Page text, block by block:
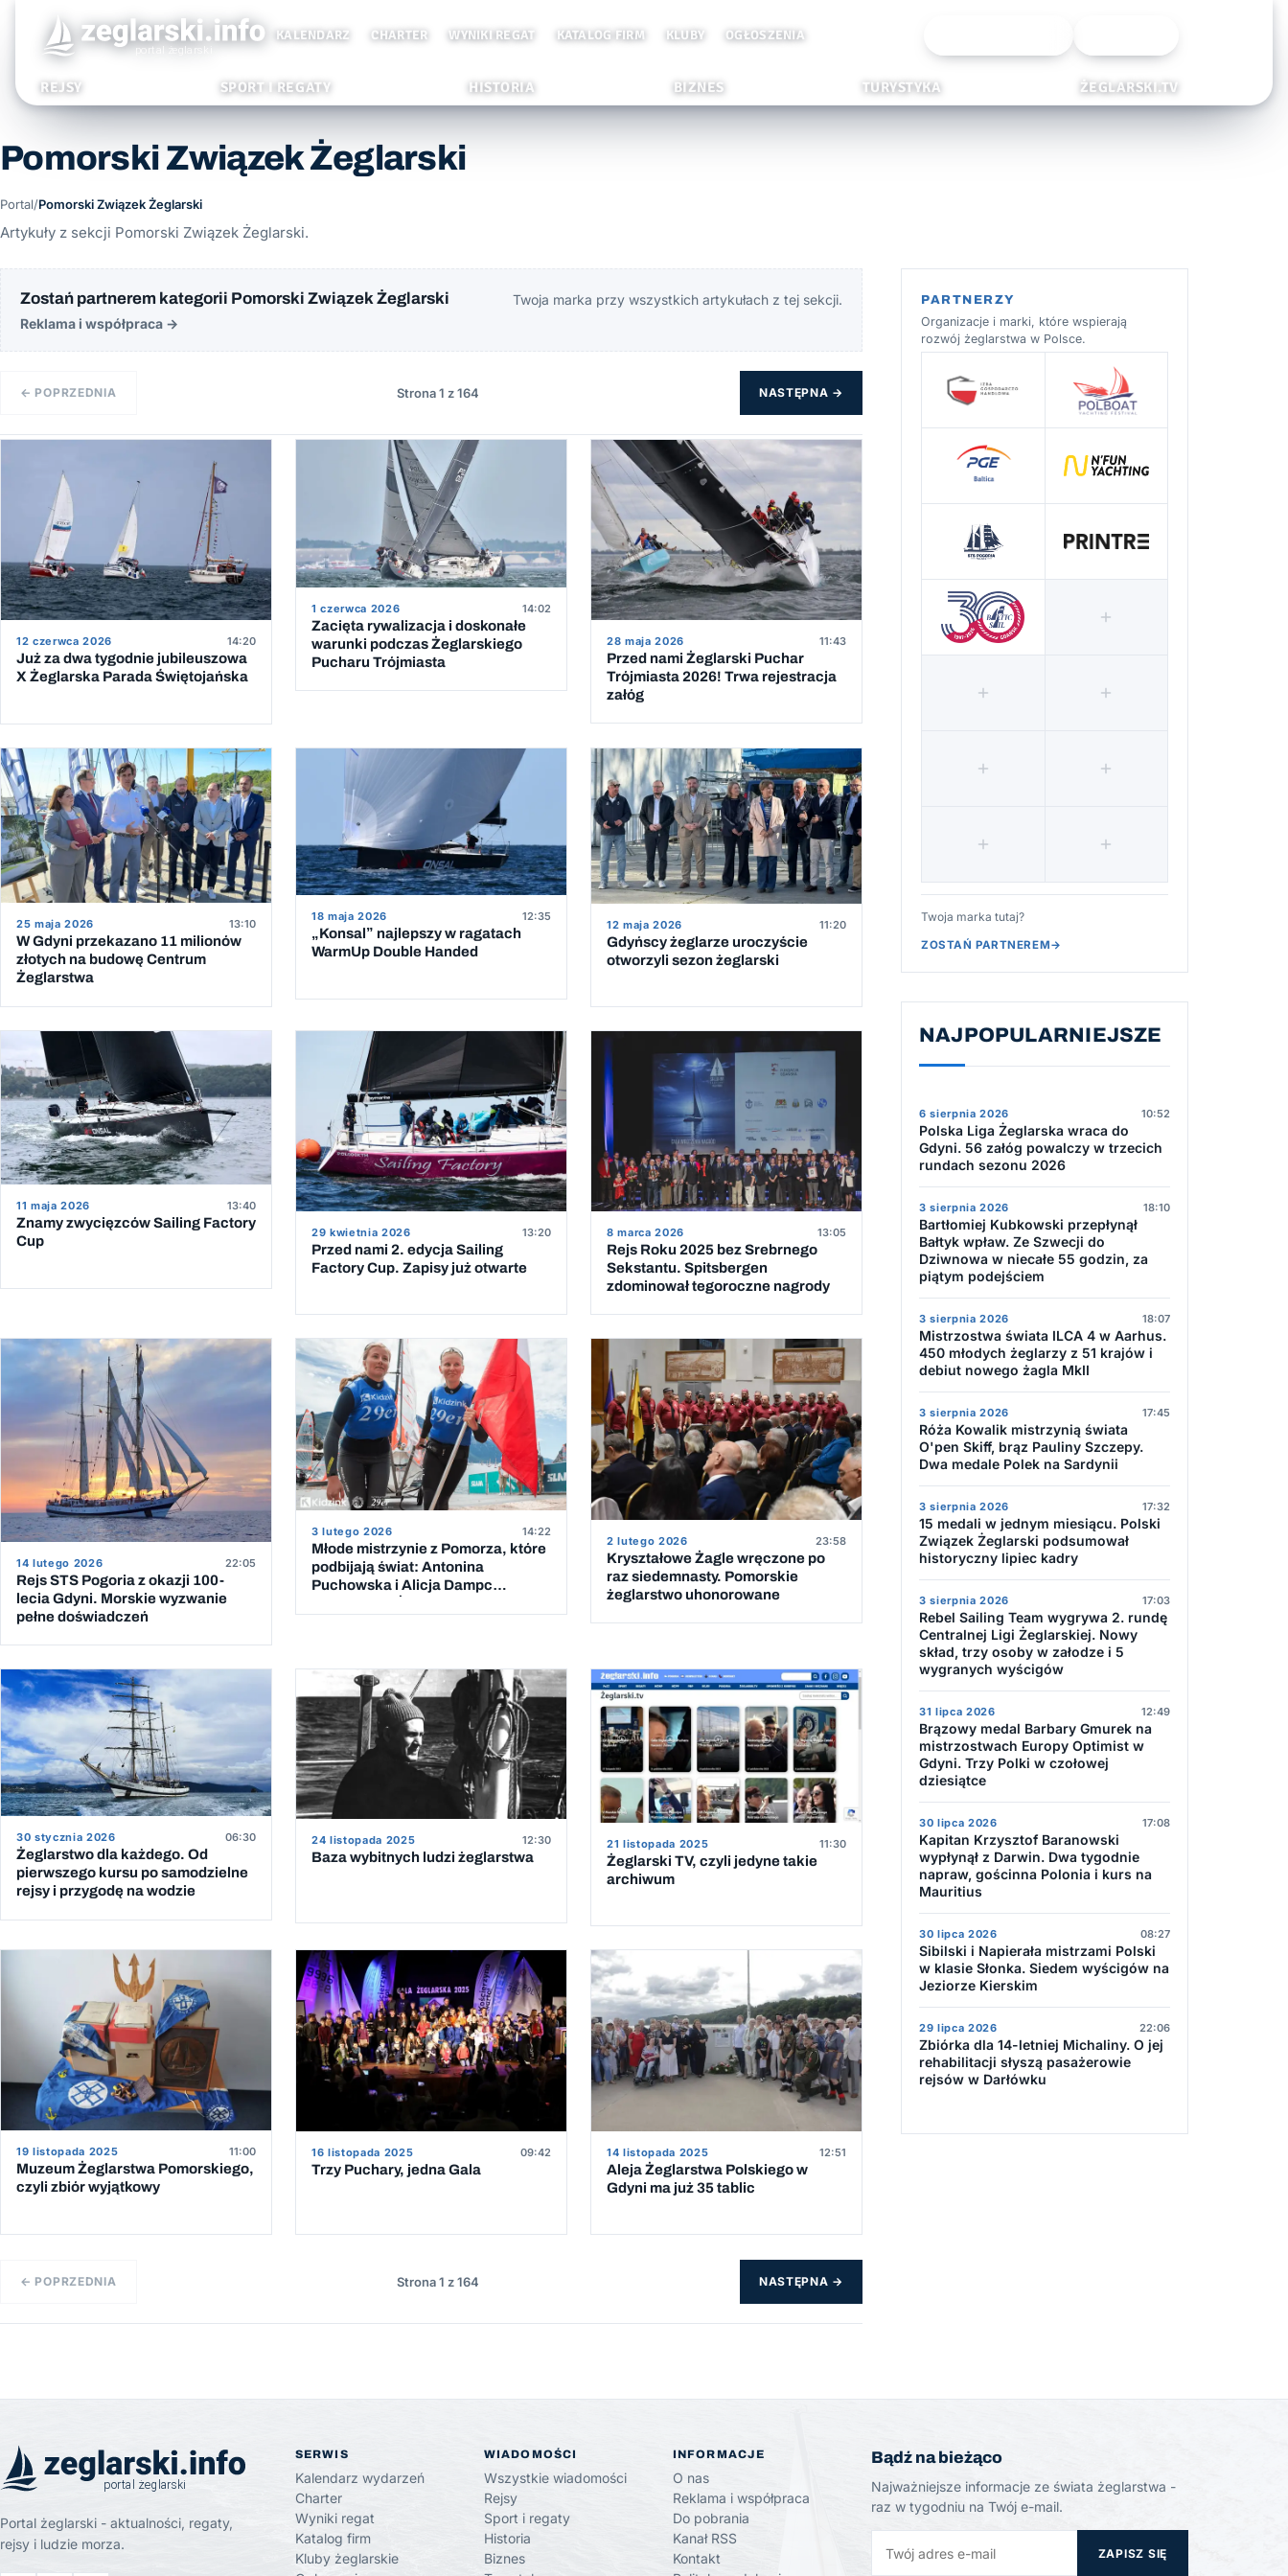
KALENDARZ CHARTER WYNIKI REGAT KATALOG FIRM KLUBY OGŁOSZENIA
REJSY SPORT I REGATY HISTORIA BIZNES TURYSTYKA ŻEGLARSKI.TV
Pomorski Związek Żeglarski
Portal/Pomorski Związek Żeglarski
Artykuły z sekcji Pomorski Związek Żeglarski.
Zostań partnerem kategorii Pomorski Związek Żeglarski
Twoja marka przy wszystkich artykułach z tej sekcji.
Reklama i współpraca →
← POPRZEDNIA Strona 1 z 164 NASTĘPNA →
12 czerwca 2026 14:20
Już za dwa tygodnie jubileuszowa
X Żeglarska Parada Świętojańska
1 czerwca 2026 14:02
Zacięta rywalizacja i doskonałe
warunki podczas Żeglarskiego
Pucharu Trójmiasta
28 maja 2026 11:43
Przed nami Żeglarski Puchar
Trójmiasta 2026! Trwa rejestracja
załóg
25 maja 2026 13:10
W Gdyni przekazano 11 milionów
złotych na budowę Centrum
Żeglarstwa
18 maja 2026 12:35
„Konsal” najlepszy w ragatach
WarmUp Double Handed
12 maja 2026 11:20
Gdyńscy żeglarze uroczyście
otworzyli sezon żeglarski
11 maja 2026 13:40
Znamy zwycięzców Sailing Factory
Cup
29 kwietnia 2026 13:20
Przed nami 2. edycja Sailing
Factory Cup. Zapisy już otwarte
8 marca 2026 13:05
Rejs Roku 2025 bez Srebrnego
Sekstantu. Spitsbergen
zdominował tegoroczne nagrody
14 lutego 2026 22:05
Rejs STS Pogoria z okazji 100-
lecia Gdyni. Morskie wyzwanie
pełne doświadczeń
3 lutego 2026 14:22
Młode mistrzynie z Pomorza, które
podbijają świat: Antonina
Puchowska i Alicja Dampc
2 lutego 2026 23:58
Kryształowe Żagle wręczone po
raz siedemnasty. Pomorskie
żeglarstwo uhonorowane
30 stycznia 2026 06:30
Żeglarstwo dla każdego. Od
pierwszego kursu po samodzielne
rejsy i przygodę na wodzie
24 listopada 2025 12:30
Baza wybitnych ludzi żeglarstwa
21 listopada 2025 11:30
Żeglarski TV, czyli jedyne takie
archiwum
19 listopada 2025 11:00
Muzeum Żeglarstwa Pomorskiego,
czyli zbiór wyjątkowy
16 listopada 2025 09:42
Trzy Puchary, jedna Gala
14 listopada 2025 12:51
Aleja Żeglarstwa Polskiego w
Gdyni ma już 35 tablic
← POPRZEDNIA Strona 1 z 164 NASTĘPNA →
PARTNERZY
Organizacje i marki, które wspierają
rozwój żeglarstwa w Polsce.
Twoja marka tutaj?
ZOSTAŃ PARTNEREM→
NAJPOPULARNIEJSZE
6 sierpnia 2026 10:52
Polska Liga Żeglarska wraca do
Gdyni. 56 załóg powalczy w trzecich
rundach sezonu 2026
3 sierpnia 2026 18:10
Bartłomiej Kubkowski przepłynął
Bałtyk wpław. Ze Szwecji do
Dziwnowa w niecałe 55 godzin, za
piątym podejściem
3 sierpnia 2026 18:07
Mistrzostwa świata ILCA 4 w Aarhus.
450 młodych żeglarzy z 51 krajów i
debiut nowego żagla MkII
3 sierpnia 2026 17:45
Róża Kowalik mistrzynią świata
O'pen Skiff, brąz Pauliny Szczepy.
Dwa medale Polek na Sardynii
3 sierpnia 2026 17:32
15 medali w jednym miesiącu. Polski
Związek Żeglarski podsumował
historyczny lipiec kadry
3 sierpnia 2026 17:03
Rebel Sailing Team wygrywa 2. rundę
Centralnej Ligi Żeglarskiej. Nowy
skład, trzy osoby w załodze i 5
wygranych wyścigów
31 lipca 2026 12:49
Brązowy medal Barbary Gmurek na
mistrzostwach Europy Optimist w
Gdyni. Trzy Polki w czołowej
dziesiątce
30 lipca 2026 17:08
Kapitan Krzysztof Baranowski
wypłynął z Darwin. Dwa tygodnie
napraw, gościnna Polonia i kurs na
Mauritius
30 lipca 2026 08:27
Sibilski i Napierała mistrzami Polski
w klasie Słonka. Siedem wyścigów na
Jeziorze Kierskim
29 lipca 2026 22:06
Zbiórka dla 14-letniej Michaliny. O jej
rehabilitacji słyszą pasażerowie
rejsów w Darłówku
Portal żeglarski - aktualności, regaty,
rejsy i ludzie morza.
SERWIS
Kalendarz wydarzeń
Charter
Wyniki regat
Katalog firm
Kluby żeglarskie
WIADOMOŚCI
Wszystkie wiadomości
Rejsy
Sport i regaty
Historia
Biznes
INFORMACJE
O nas
Reklama i współpraca
Do pobrania
Kanał RSS
Kontakt
Bądź na bieżąco
Najważniejsze informacje ze świata żeglarstwa -
raz w tygodniu na Twój e-mail.
ZAPISZ SIĘ